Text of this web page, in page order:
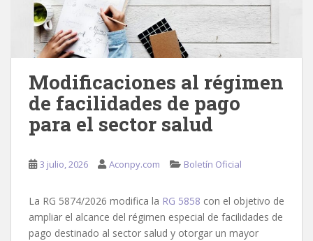
Modificaciones al régimen
de facilidades de pago
para el sector salud
3 julio, 2026 Aconpy.com Boletín Oficial
La RG 5874/2026 modifica la RG 5858 con el objetivo de
ampliar el alcance del régimen especial de facilidades de
pago destinado al sector salud y otorgar un mayor